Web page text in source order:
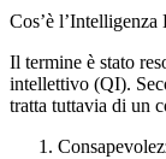
Cos’è l’Intelligenza
Il termine è stato
intellettivo (QI).
tratta tuttavia di un